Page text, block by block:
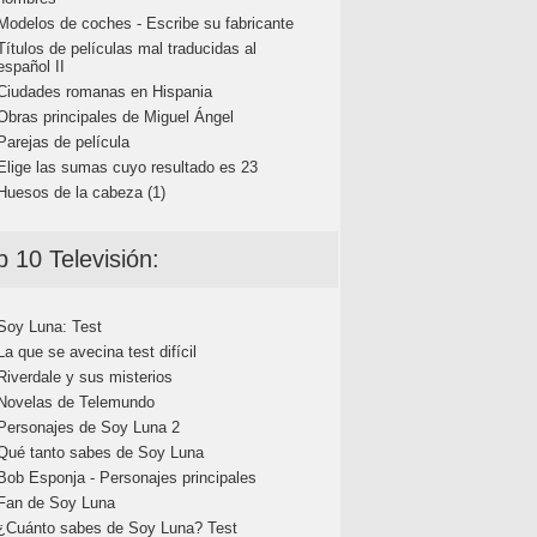
de coches - Escribe su fabricante
de películas mal traducidas al
II
romanas en Hispania
principales de Miguel Ángel
de película
las sumas cuyo resultado es 23
de la cabeza (1)
10 Televisión:
Luna: Test
que se avecina test difícil
y sus misterios
de Telemundo
de Soy Luna 2
tanto sabes de Soy Luna
Esponja - Personajes principales
de Soy Luna
sabes de Soy Luna? Test